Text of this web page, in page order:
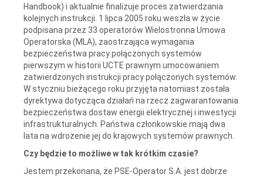
Handbook) i aktualnie finalizuje proces zatwierdzania
kolejnych instrukcji. 1 lipca 2005 roku weszła w życie
podpisana przez 33 operatorów Wielostronna Umowa
Operatorska (MLA), zaostrzająca wymagania
bezpieczeństwa pracy połączonych systemów
pierwszym w historii UCTE prawnym umocowaniem
zatwierdzonych instrukcji pracy połączonych systemów.
W styczniu bieżącego roku przyjęta natomiast została
dyrektywa dotycząca działań na rzecz zagwarantowania
bezpieczeństwa dostaw energii elektrycznej i inwestycji
infrastrukturalnych. Państwa członkowskie mają dwa
lata na wdrożenie jej do krajowych systemów prawnych.
Czy będzie to możliwe w tak krótkim czasie?
Jestem przekonana, że PSE-Operator S.A. jest dobrze